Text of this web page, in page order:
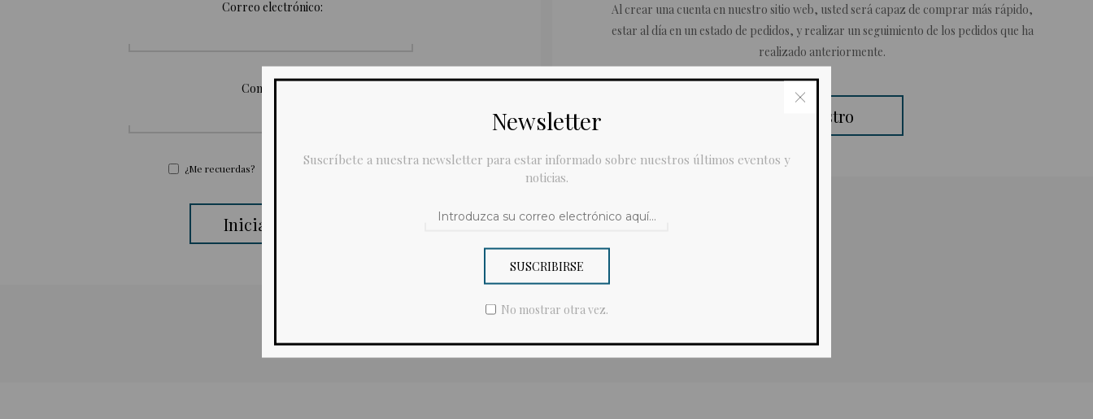
Correo electrónico:
Contraseña:
¿Me recuerdas? ¿Olvidó su contraseña?
Inicia sesión
Al crear una cuenta en nuestro sitio web, usted será capaz de comprar más rápido,
estar al día en un estado de pedidos, y realizar un seguimiento de los pedidos que ha
realizado anteriormente.
Registro
Newsletter
Suscríbete a nuestra newsletter para estar informado sobre nuestros últimos eventos y
noticias.
SUSCRIBIRSE
No mostrar otra vez.